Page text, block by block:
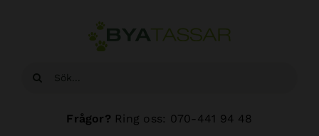
Sök
Frågor? Ring oss: 070-441 94 48